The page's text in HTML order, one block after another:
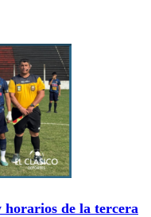
horarios de la tercera